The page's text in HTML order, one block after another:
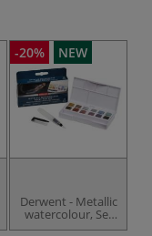
-20% NEW
Derwent - Metallic
watercolour, Set
di 12 mezzi godet